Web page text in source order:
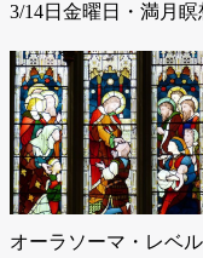
3/14日金曜日・満月瞑
オーラソーマ・レベ